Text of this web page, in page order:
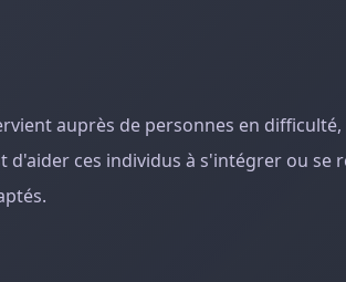
auprès de personnes en
d'aider ces individus à s'intégrer ou se